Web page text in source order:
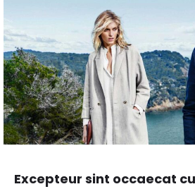
Excepteur sint occaecat